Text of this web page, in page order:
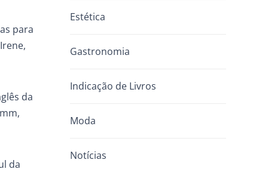
para
da
da
Estética
Gastronomia
Indicação de Livros
Moda
Notícias